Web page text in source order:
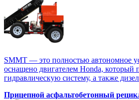
SMMT — это полностью автономное
оснащено двигателем Honda, который
гидравлическую систему, а также
Прицепной асфальтобетонный